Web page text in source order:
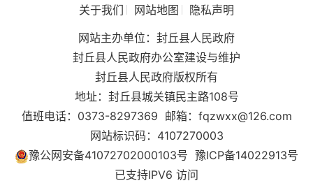
关于我们 网站地图
隐私声明
网站主办单位：封丘县人民政府
封丘县人民政府办公室建设与维护
封丘县人民政府版权所有
地址：封丘县城关镇民主路108号
值班电话：0373-8297369 邮箱：fqzwxx@126.com
网站标识码：4107270003
豫公网安备41072702000103号 豫ICP备14022913号
已支持IPV6 访问